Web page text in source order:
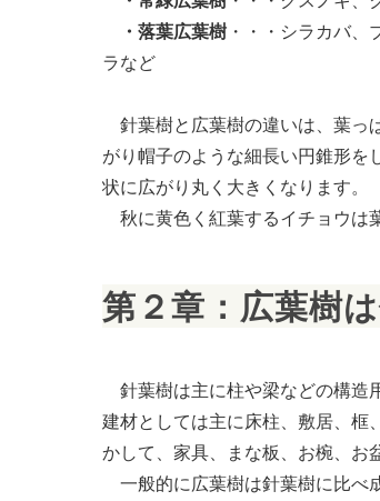
・落葉広葉樹 ・・・シラカバ
ラなど
針葉樹と広葉樹の違いは、葉っ
がり帽子のような細長い円錐形を
状に広がり丸く大きくなります。
秋に黄色く紅葉するイチョウは
第２章：広葉樹
針葉樹は主に柱や梁などの構造
建材としては主に床柱、敷居、框
かして、家具、まな板、お椀、お
一般的に広葉樹は針葉樹に比べ